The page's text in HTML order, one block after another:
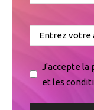
Entrez votre
J'accepte la
et les